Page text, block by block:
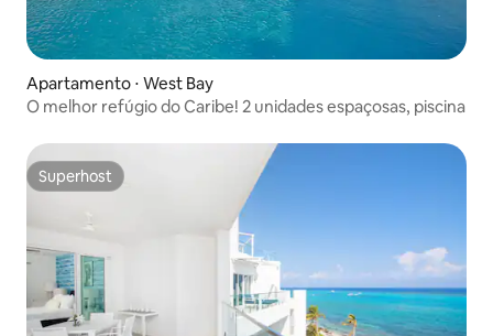
Apartamento ⋅ West Bay
O melhor refúgio do Caribe! 2 unidades espaçosas, piscina
Superhost
Superhost